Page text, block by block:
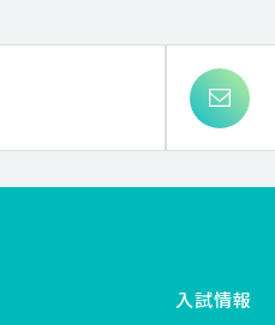
入試情報